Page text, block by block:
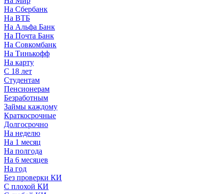
На Сбербанк
На ВТБ
На Альфа Банк
На Почта Банк
На Совкомбанк
На Тинькофф
На карту
С 18 лет
Студентам
Пенсионерам
Безработным
Займы каждому
Краткосрочные
Долгосрочно
На неделю
На 1 месяц
На полгода
На 6 месяцев
На год
Без проверки КИ
С плохой КИ